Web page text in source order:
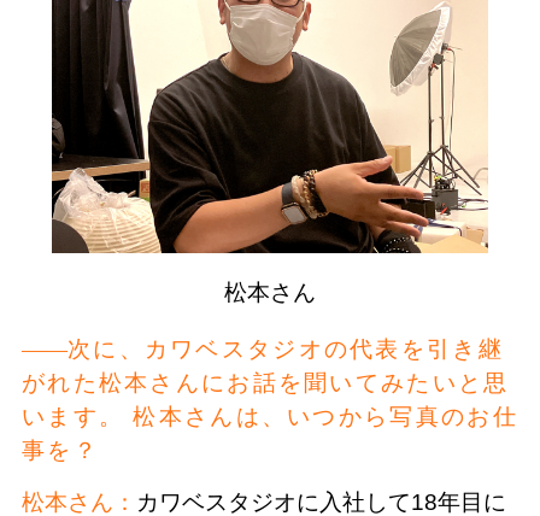
松本さん
次に、カワベスタジオの代表を引き継
がれた松本さんにお話を聞いてみたいと思
います。 松本さんは、いつから写真のお仕
事を？
松本さん： カワベスタジオに入社して18年目に